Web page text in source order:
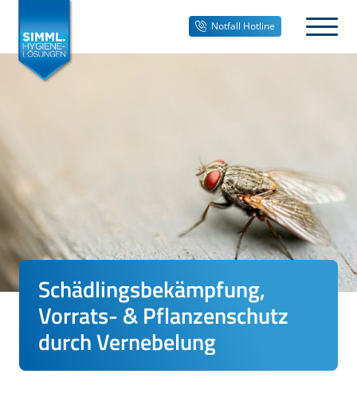
Notfall Hotline
Schädlingsbekämpfung,
Vorrats- & Pflanzenschutz
durch Vernebelung